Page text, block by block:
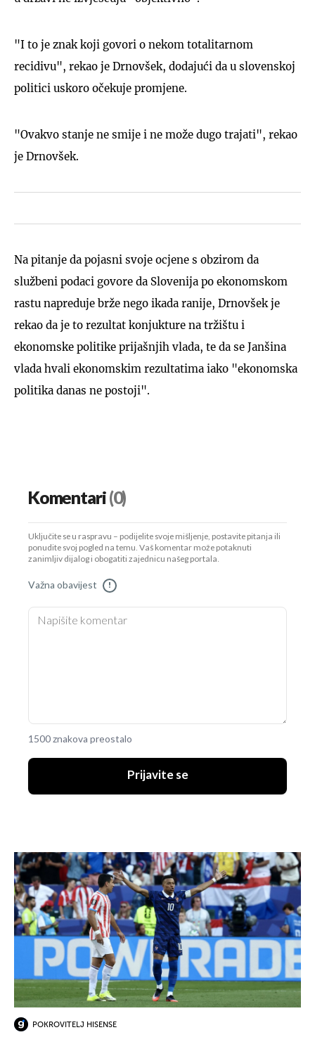
"I to je znak koji govori o nekom totalitarnom
recidivu", rekao je Drnovšek, dodajući da u slovenskoj
politici uskoro očekuje promjene.
"Ovakvo stanje ne smije i ne može dugo trajati", rekao
je Drnovšek.
Na pitanje da pojasni svoje ocjene s obzirom da
službeni podaci govore da Slovenija po ekonomskom
rastu napreduje brže nego ikada ranije, Drnovšek je
rekao da je to rezultat konjukture na tržištu i
ekonomske politike prijašnjih vlada, te da se Janšina
vlada hvali ekonomskim rezultatima iako "ekonomska
politika danas ne postoji".
Komentari(0)
Uključite se u raspravu – podijelite svoje mišljenje, postavite pitanja ili
ponudite svoj pogled na temu. Vaš komentar može potaknuti
zanimljiv dijalog i obogatiti zajednicu našeg portala.
Važna obavijest !
1500 znakova preostalo
Prijavite se
POKROVITELJ HISENSE